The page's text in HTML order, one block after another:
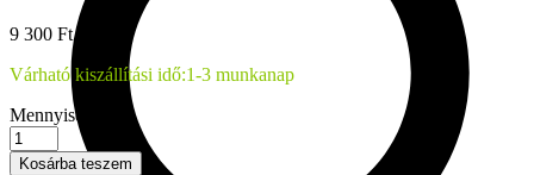
9 300 Ft
Várható kiszállítási idő:1-3 munkanap
Mennyiség:
Kosárba teszem